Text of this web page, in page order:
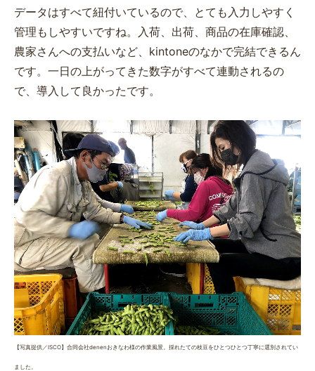
データはすべて紐付いているので、とても入力しやすく
管理もしやすいですね。入荷、出荷、商品の在庫確認、
農家さんへの支払いなど、kintoneのなかで完結できるん
です。一日の上がってきた数字がすべて連動されるの
で、導入して良かったです。
【写真提供／ISCO】合同会社denenおきなわ様の作業風景。採れたての枝豆をひとつひとつ丁寧に選別されてい
ました。